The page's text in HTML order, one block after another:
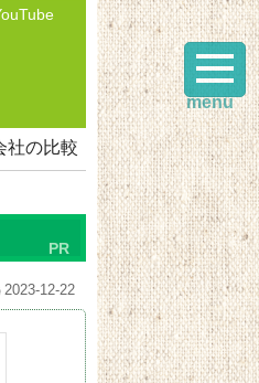
社の比較
2023-12-22
menu